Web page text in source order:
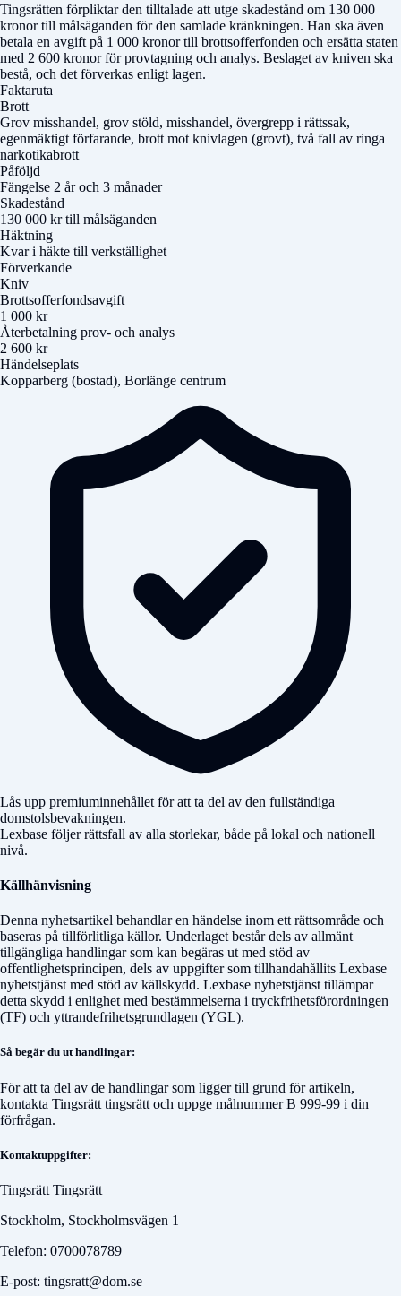
Tingsrätten förpliktar den tilltalade att utge skadestånd om 130 000
kronor till målsäganden för den samlade kränkningen. Han ska även
betala en avgift på 1 000 kronor till brottsofferfonden och ersätta staten
med 2 600 kronor för provtagning och analys. Beslaget av kniven ska
bestå, och det förverkas enligt lagen.
Faktaruta
Brott
Grov misshandel, grov stöld, misshandel, övergrepp i rättssak,
egenmäktigt förfarande, brott mot knivlagen (grovt), två fall av ringa
narkotikabrott
Påföljd
Fängelse 2 år och 3 månader
Skadestånd
130 000 kr till målsäganden
Häktning
Kvar i häkte till verkställighet
Förverkande
Kniv
Brottsofferfondsavgift
1 000 kr
Återbetalning prov- och analys
2 600 kr
Händelseplats
Kopparberg (bostad), Borlänge centrum
Lås upp premiuminnehållet för att ta del av den fullständiga
domstolsbevakningen.
Lexbase följer rättsfall av alla storlekar, både på lokal och nationell
nivå.
Källhänvisning
Denna nyhetsartikel behandlar en händelse inom ett rättsområde och
baseras på tillförlitliga källor. Underlaget består dels av allmänt
tillgängliga handlingar som kan begäras ut med stöd av
offentlighetsprincipen, dels av uppgifter som tillhandahållits Lexbase
nyhetstjänst med stöd av källskydd. Lexbase nyhetstjänst tillämpar
detta skydd i enlighet med bestämmelserna i tryckfrihetsförordningen
(TF) och yttrandefrihetsgrundlagen (YGL).
Så begär du ut handlingar:
För att ta del av de handlingar som ligger till grund för artikeln,
kontakta Tingsrätt tingsrätt och uppge målnummerB 999-99 i din
förfrågan.
Kontaktuppgifter:
Tingsrätt Tingsrätt
Stockholm, Stockholmsvägen 1
Telefon: 0700078789
E-post: tingsratt@dom.se